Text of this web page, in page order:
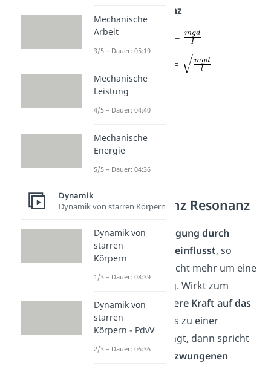
Eigenfrequenz
Eigenfrequenz Resonanz
Wird eineSchwingung durch
äußere Kräfte beeinflusst, so
handelt es sich nicht mehr um eine
freie Schwingung. Wirkt zum
Beispiel eine
äußere Kraft auf das
System ein
, die es zu einer
Schwingung zwingt, dann spricht
man von einer
erzwungenen
Mechanische
Arbeit
3/5 – Dauer: 05:19
Mechanische
Leistung
4/5 – Dauer: 04:40
Mechanische
Energie
5/5 – Dauer: 04:36
Dynamik
Dynamik von starren Körpern
Dynamik von
starren
Körpern
1/3 – Dauer: 08:39
Dynamik von
starren
Körpern - PdvV
2/3 – Dauer: 06:36